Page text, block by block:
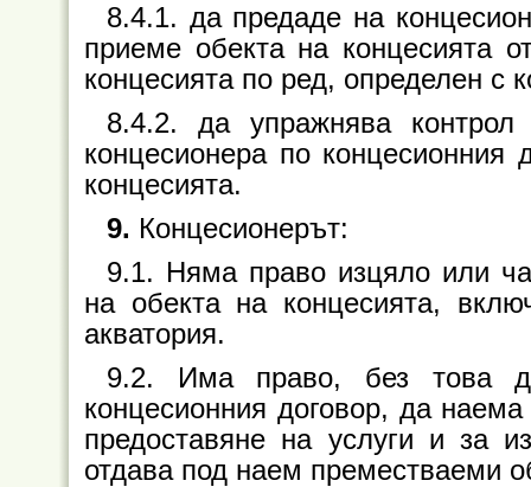
8.4.1. да предаде на
приеме обекта на концесията
концесията по ред, определен с
8.4.2. да упражнява
концесионера по концесионния
концесията.
9. Концесионерът:
9.1. Няма право изцяло или
на обекта на концесията,
акватория.
9.2. Има право, без това
концесионния договор, да
предоставяне на услуги и за
отдава под наем преместваеми